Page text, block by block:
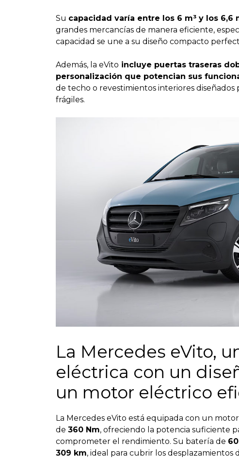
Su capacidad varía entre los 6 m³ y los 6,6
grandes mercancías de manera eficiente,
capacidad se une a su diseño compacto
Además, la eVito incluye puertas traseras
personalización que potencian sus
de techo o revestimientos interiores
frágiles.
La Mercedes eVito,
eléctrica con un
un motor eléctrico
La Mercedes eVito está equipada con un
de 360 Nm, ofreciendo la potencia suficiente
comprometer el rendimiento. Su batería de
309 km, ideal para cubrir los desplazamientos